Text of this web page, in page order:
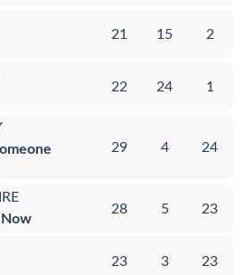
21 15 2
22 24 1
29 4 24
Now
28 5 23
23 3 23